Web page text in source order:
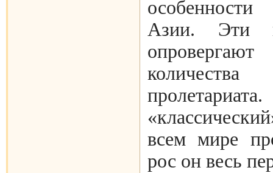
Азии. Эти
всем мире
рос он весь